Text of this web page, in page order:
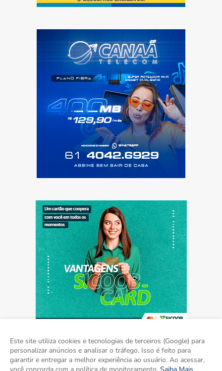
Home Sobre Contato Mídia Kit
Este site utiliza cookies e tecnologias de terceiros (Google) para
personalizar anúncios e analisar o tráfego. Isso é feito para
garantir e entregar a melhor experiência ao usuário. Ao acessar,